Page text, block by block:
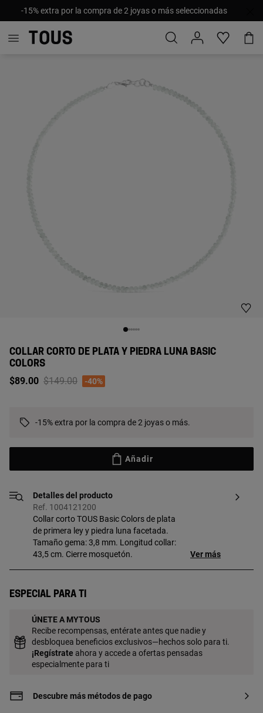
-15% extra por la compra de 2 joyas o más seleccionadas
COLLAR CORTO DE PLATA Y PIEDRA LUNA BASIC
COLORS
$89.00 Price reduced from
$149.00to-40%
-15% extra por la compra de 2 joyas o más.
Añadir
Detalles del producto
Ref. 1004121200
Collar corto TOUS Basic Colors de plata
de primera ley y piedra luna facetada.
Tamaño gema: 3,8 mm. Longitud collar:
43,5 cm. Cierre mosquetón.
Ver más
Especial para ti
ÚNETE A MYTOUS
Recibe recompensas, entérate antes que nadie y
desbloquea beneficios exclusivos—hechos solo para ti.
¡Regístrate ahora y accede a ofertas pensadas
especialmente para ti
Descubre más métodos de pago